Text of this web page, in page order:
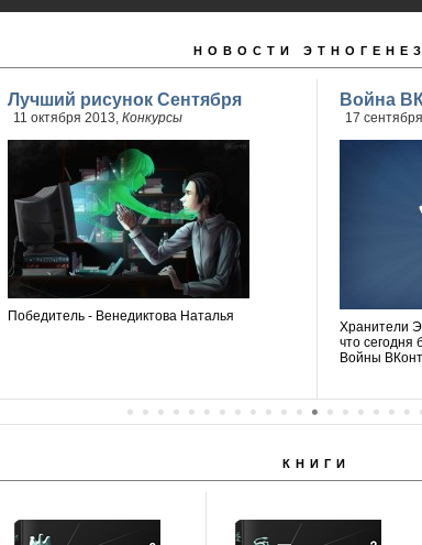
НОВОСТИ
Лучший рисунок Сентября
11 октября 2013, Конкурсы
Победитель - Венедиктова Наталья
Война
17
Хранители
что сегодня
Войны
КНИГИ